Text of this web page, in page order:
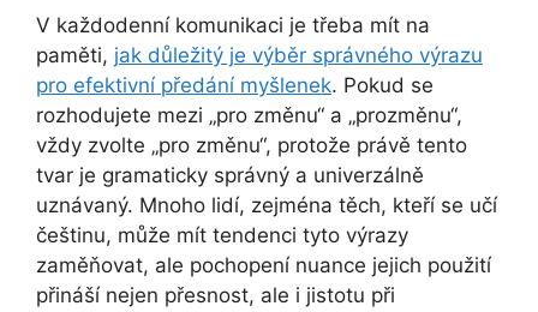
V každodenní komunikaci je třeba mít na
paměti, jak důležitý je výběr správného výrazu
pro efektivní předání myšlenek. Pokud se
rozhodujete mezi „pro změnu“ a „prozměnu“,
vždy zvolte „pro změnu“, protože právě tento
tvar je gramaticky správný a univerzálně
uznávaný. Mnoho lidí, zejména těch, kteří se učí
češtinu, může mít tendenci tyto výrazy
zaměňovat, ale pochopení nuance jejich použití
přináší nejen přesnost, ale i jistotu při